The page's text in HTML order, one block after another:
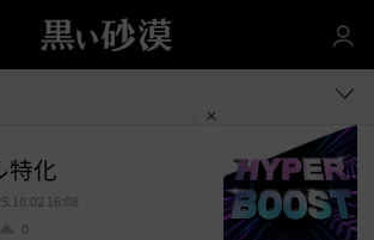
特化
16:08
0